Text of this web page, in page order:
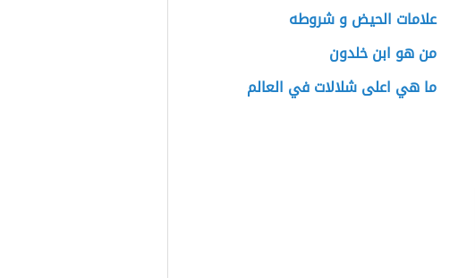
علامات الحيض و شروطه
من هو ابن خلدون
ما هي اعلى شلالات في العالم